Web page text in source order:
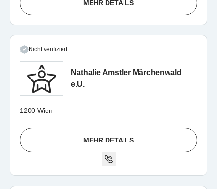
MEHR DETAILS
Nicht verifiziert
Nathalie Amstler Märchenwald
e.U.
1200 Wien
MEHR DETAILS